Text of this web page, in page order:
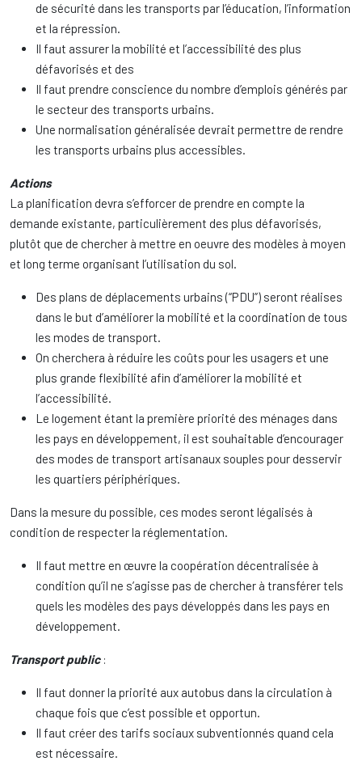
de sécurité dans les transports par l’éducation, l’information
et la répression.
Il faut assurer la mobilité et l’accessibilité des plus
défavorisés et des
Il faut prendre conscience du nombre d’emplois générés par
le secteur des transports urbains.
Une normalisation généralisée devrait permettre de rendre
les transports urbains plus accessibles.
Actions
La planification devra s’efforcer de prendre en compte la
demande existante, particulièrement des plus défavorisés,
plutôt que de chercher à mettre en oeuvre des modèles à moyen
et long terme organisant l’utilisation du sol.
Des plans de déplacements urbains (“PDU”) seront réalises
dans le but d’améliorer la mobilité et la coordination de tous
les modes de transport.
On cherchera à réduire les coûts pour les usagers et une
plus grande flexibilité afin d’améliorer la mobilité et
l’accessibilité.
Le logement étant la première priorité des ménages dans
les pays en développement, il est souhaitable d’encourager
des modes de transport artisanaux souples pour desservir
les quartiers périphériques.
Dans la mesure du possible, ces modes seront légalisés à
condition de respecter la réglementation.
Il faut mettre en œuvre la coopération décentralisée à
condition qu’il ne s’agisse pas de chercher à transférer tels
quels les modèles des pays développés dans les pays en
développement.
Transport public:
Il faut donner la priorité aux autobus dans la circulation à
chaque fois que c’est possible et opportun.
Il faut créer des tarifs sociaux subventionnés quand cela
est nécessaire.